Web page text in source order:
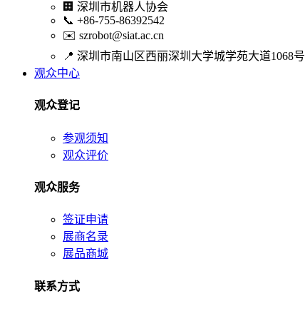
🏢 深圳市机器人协会
📞 +86-755-86392542
✉️ szrobot@siat.ac.cn
📍 深圳市南山区西丽深圳大学城学苑大道1068号
观众中心
观众登记
参观须知
观众评价
观众服务
签证申请
展商名录
展品商城
联系方式